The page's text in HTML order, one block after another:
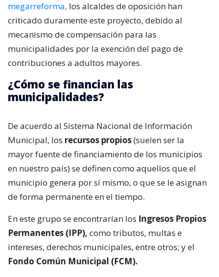
megarreforma, los alcaldes de oposición han
criticado duramente este proyecto, debido al
mecanismo de compensación para las
municipalidades por la exención del pago de
contribuciones a adultos mayores.
¿Cómo se financian las
municipalidades?
De acuerdo al Sistema Nacional de Información
Municipal, los recursos propios(suelen ser la
mayor fuente de financiamiento de los municipios
en nuestro país) se definen como aquellos que el
municipio genera por sí mismo, o que se le asignan
de forma permanente en el tiempo.
En este grupo se encontrarían los Ingresos Propios
Permanentes (IPP), como tributos, multas e
intereses, derechos municipales, entre otros; y el
Fondo Común Municipal (FCM).